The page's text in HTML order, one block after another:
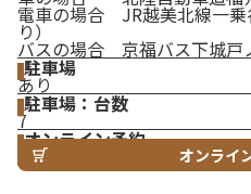
電車の場合 JR越美北線一乗
り）
バスの場合 京福バス下城戸
駐車場
あり
駐車場：台数
7
オンライン予約
オンライ